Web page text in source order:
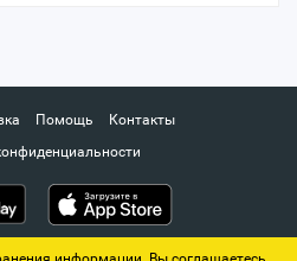
Помощь
Контакты